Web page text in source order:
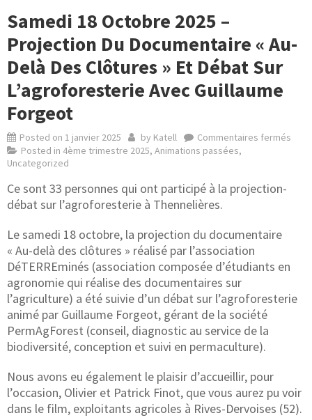
Samedi 18 Octobre 2025 –
Projection Du Documentaire « Au-
Delà Des Clôtures » Et Débat Sur
L’agroforesterie Avec Guillaume
Forgeot
Posted on 1 janvier 2025 by Katell
Commentaires fermés
Posted in 4ème trimestre 2025, Animations passées,
Uncategorized
Ce sont 33 personnes qui ont participé à la projection-
débat sur l’agroforesterie à Thennelières.
Le samedi 18 octobre, la projection du documentaire
« Au-delà des clôtures » réalisé par l’association
DéTERREminés (association composée d’étudiants en
agronomie qui réalise des documentaires sur
l’agriculture) a été suivie d’un débat sur l’agroforesterie
animé par Guillaume Forgeot, gérant de la société
PermAgForest (conseil, diagnostic au service de la
biodiversité, conception et suivi en permaculture).
Nous avons eu également le plaisir d’accueillir, pour
l’occasion, Olivier et Patrick Finot, que vous aurez pu voir
dans le film, exploitants agricoles à Rives-Dervoises (52).